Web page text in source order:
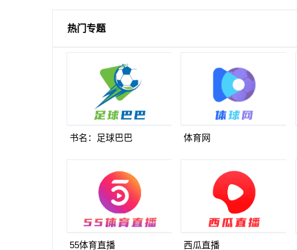
热门专题
书名：足球巴巴 体育网
55体育直播 西瓜直播